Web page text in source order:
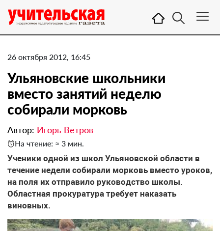
26 октября 2012, 16:45
Ульяновские школьники
вместо занятий неделю
собирали морковь
Автор: Игорь Ветров
На чтение: ≈ 3 мин.
Ученики одной из школ Ульяновской области в
течение недели собирали морковь вместо уроков,
на поля их отправило руководство школы.
Областная прокуратура требует наказать
виновных.